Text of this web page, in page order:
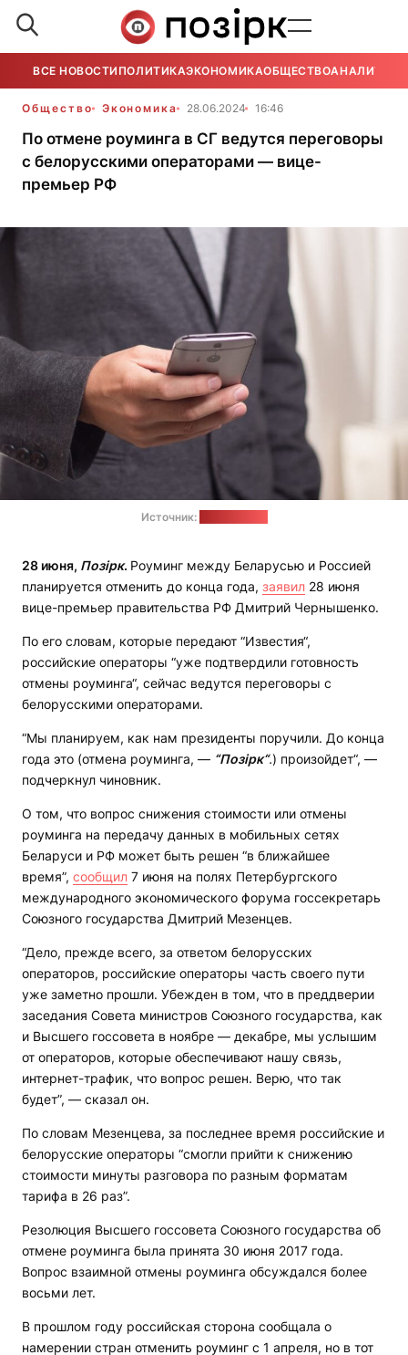
ВСЕ НОВОСТИ ПОЛИТИКАЭКОНОМИКАОБЩЕСТВОАНАЛИТИКА
Общество Экономика 28.06.2024 16:46
По отмене роуминга в СГ ведутся переговоры
с белорусскими операторами — вице-
премьер РФ
Источник:
28 июня, Позірк. Роуминг между Беларусью и Россией
планируется отменить до конца года, заявил 28 июня
вице-премьер правительства РФ Дмитрий Чернышенко.
По его словам, которые передают “Известия“,
российские операторы “уже подтвердили готовность
отмены роуминга“, сейчас ведутся переговоры с
белорусскими операторами.
“Мы планируем, как нам президенты поручили. До конца
года это (отмена роуминга, — “Позiрк“.) произойдет“, —
подчеркнул чиновник.
О том, что вопрос снижения стоимости или отмены
роуминга на передачу данных в мобильных сетях
Беларуси и РФ может быть решен “в ближайшее
время”, сообщил 7 июня на полях Петербургского
международного экономического форума госсекретарь
Союзного государства Дмитрий Мезенцев.
“Дело, прежде всего, за ответом белорусских
операторов, российские операторы часть своего пути
уже заметно прошли. Убежден в том, что в преддверии
заседания Совета министров Союзного государства, как
и Высшего госсовета в ноябре — декабре, мы услышим
от операторов, которые обеспечивают нашу связь,
интернет-трафик, что вопрос решен. Верю, что так
будет”, — сказал он.
По словам Мезенцева, за последнее время российские и
белорусские операторы “смогли прийти к снижению
стоимости минуты разговора по разным форматам
тарифа в 26 раз”.
Резолюция Высшего госсовета Союзного государства об
отмене роуминга была принята 30 июня 2017 года.
Вопрос взаимной отмены роуминга обсуждался более
восьми лет.
В прошлом году российская сторона сообщала о
намерении стран отменить роуминг с 1 апреля, но в тот